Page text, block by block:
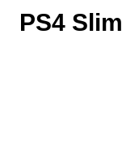
PS4 Slim